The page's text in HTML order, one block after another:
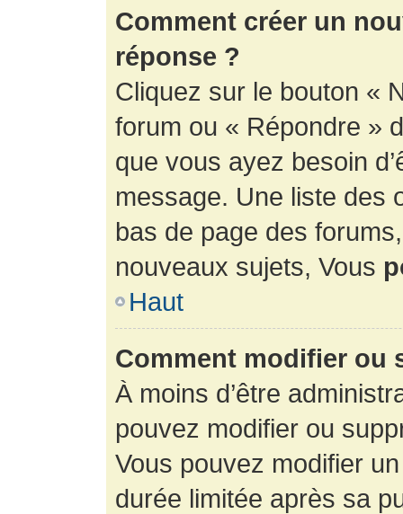
Comment créer un
réponse ?
Cliquez sur le bouton «
forum ou « Répondre »
que vous ayez besoin
message. Une liste des
bas de page des
nouveaux sujets, Vous
Haut
Comment modifier ou
À moins d’être
pouvez modifier ou
Vous pouvez modifier
durée limitée après sa